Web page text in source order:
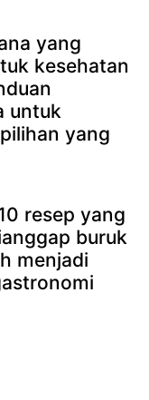
yang
kesehatan
untuk
yang
resep yang
buruk
menjadi